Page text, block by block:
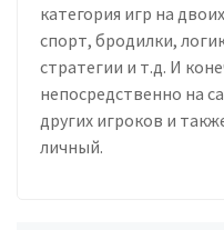
категория игр на
спорт, бродилки,
стратегии и т.д. И
непосредственно на
других игроков и
личный.